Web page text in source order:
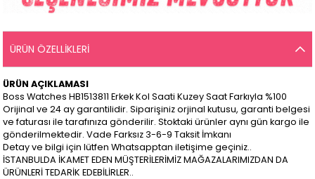
ÜRÜN ÖZELLIKLERI
ÜRÜN AÇIKLAMASI
Boss Watches HB1513811 Erkek Kol Saati Kuzey Saat Farkıyla %100
Orijinal ve 24 ay garantilidir. Siparişiniz orjinal kutusu, garanti belgesi
ve faturası ile tarafınıza gönderilir. Stoktaki ürünler aynı gün kargo ile
gönderilmektedir. Vade Farksız 3-6-9 Taksit İmkanı
Detay ve bilgi için lütfen Whatsapptan iletişime geçiniz..
İSTANBULDA İKAMET EDEN MÜŞTERİLERİMİZ MAĞAZALARIMIZDAN DA
ÜRÜNLERİ TEDARİK EDEBİLİRLER..